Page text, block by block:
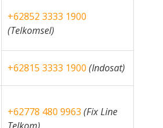
+62852 3333 1900
(Telkomsel)
+62815 3333 1900 (Indosat)
+62778 480 9963 (Fix Line